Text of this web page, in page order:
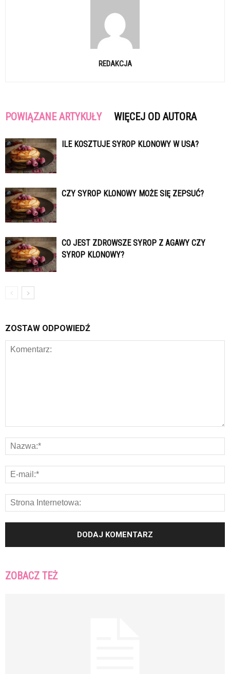
REDAKCJA
POWIĄZANE ARTYKUŁY WIĘCEJ OD AUTORA
ILE KOSZTUJE SYROP KLONOWY W USA?
CZY SYROP KLONOWY MOŻE SIĘ ZEPSUĆ?
CO JEST ZDROWSZE SYROP Z AGAWY CZY
SYROP KLONOWY?
ZOSTAW ODPOWIEDŹ
ZOBACZ TEŻ